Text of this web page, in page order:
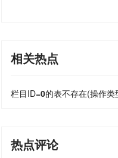
相关热点
栏目ID=0的表不存在(操作类
热点评论